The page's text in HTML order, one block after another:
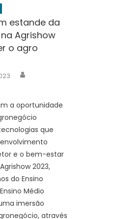
estande da
Agrishow
o agro
a oportunidade
que
e o bem-estar
2023,
do Ensino
Médio
imersão
através